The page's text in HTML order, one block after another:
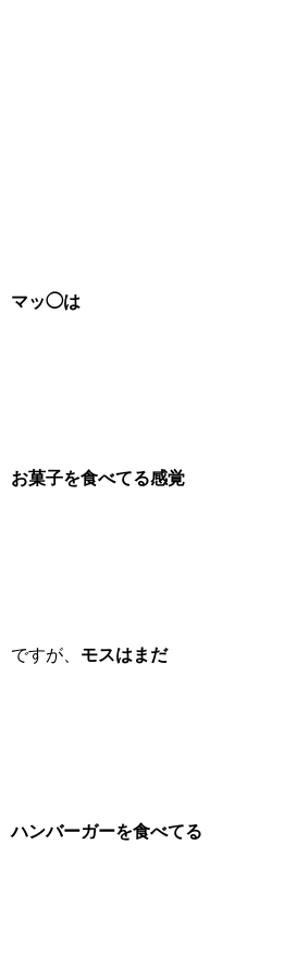
マッ◯は
お菓子を食べてる感覚
ですが、 モスはまだ
ハンバーガーを食べてる